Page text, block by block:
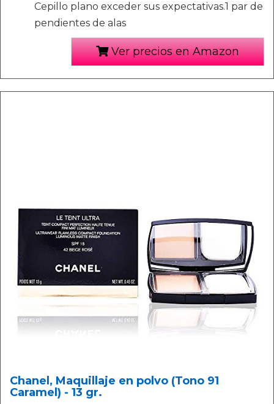
Cepillo plano exceder sus expectativas.1 par de
pendientes de alas
Ver precios en Amazon
Chanel, Maquillaje en polvo (Tono 91
Caramel) - 13 gr.